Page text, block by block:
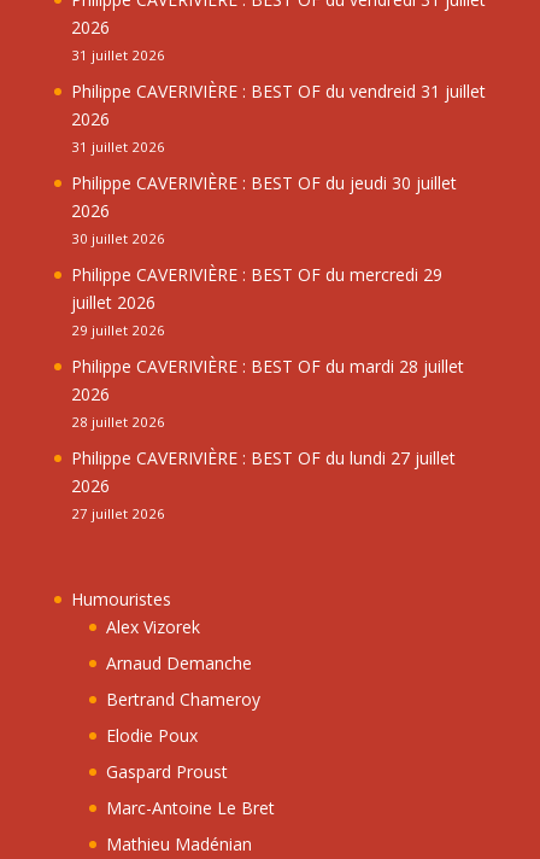
2026
31 juillet 2026
Philippe CAVERIVIÈRE : BEST OF du vendreid 31 juillet
2026
31 juillet 2026
Philippe CAVERIVIÈRE : BEST OF du jeudi 30 juillet
2026
30 juillet 2026
Philippe CAVERIVIÈRE : BEST OF du mercredi 29
juillet 2026
29 juillet 2026
Philippe CAVERIVIÈRE : BEST OF du mardi 28 juillet
2026
28 juillet 2026
Philippe CAVERIVIÈRE : BEST OF du lundi 27 juillet
2026
27 juillet 2026
Humouristes
Alex Vizorek
Arnaud Demanche
Bertrand Chameroy
Elodie Poux
Gaspard Proust
Marc-Antoine Le Bret
Mathieu Madénian